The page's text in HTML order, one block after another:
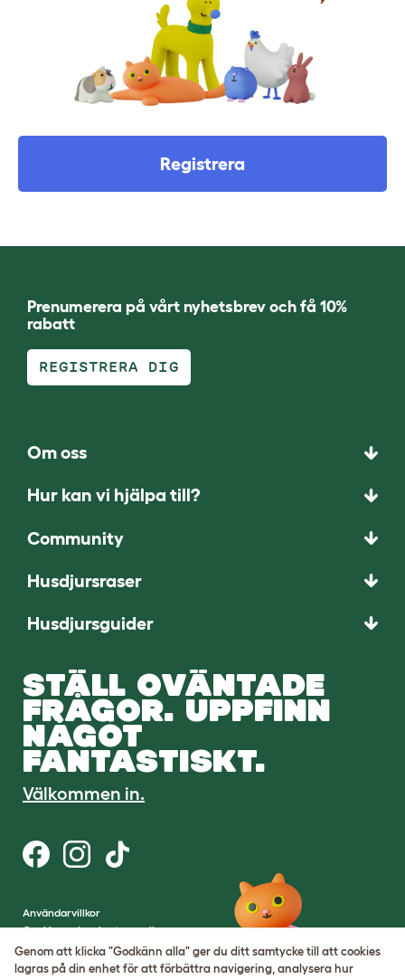
Registrera
Prenumerera på vårt nyhetsbrev och få 10%
rabatt
REGISTRERA DIG
Om oss
Hur kan vi hjälpa till?
Community
Husdjursraser
Husdjursguider
STÄLL OVÄNTADE
FRÅGOR. UPPFINN
NÅGOT
FANTASTISKT.
Välkommen in.
Användarvillkor
Cookies och sekretesspolicy
Cookie Settings
Webbplatskarta
Genom att klicka "Godkänn alla" ger du ditt samtycke till att cookies
lagras på din enhet för att förbättra navigering, analysera hur